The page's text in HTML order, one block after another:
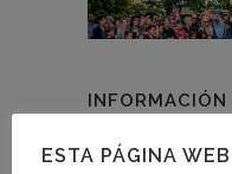
INFORMACIÓN
Entrada gratuita
ESTA PÁGINA